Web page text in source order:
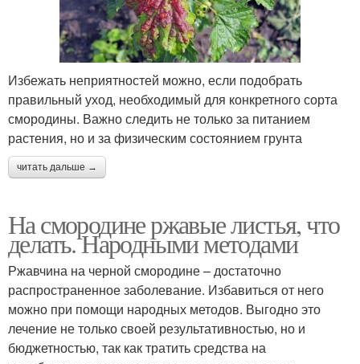
Избежать неприятностей можно, если подобрать
правильный уход, необходимый для конкретного сорта
смородины. Важно следить не только за питанием
растения, но и за физическим состоянием грунта
читать дальше →
На смородине ржавые листья, что
делать. Народными методами
Ржавчина на черной смородине – достаточно
распространенное заболевание. Избавиться от него
можно при помощи народных методов. Выгодно это
лечение не только своей результативностью, но и
бюджетностью, так как тратить средства на